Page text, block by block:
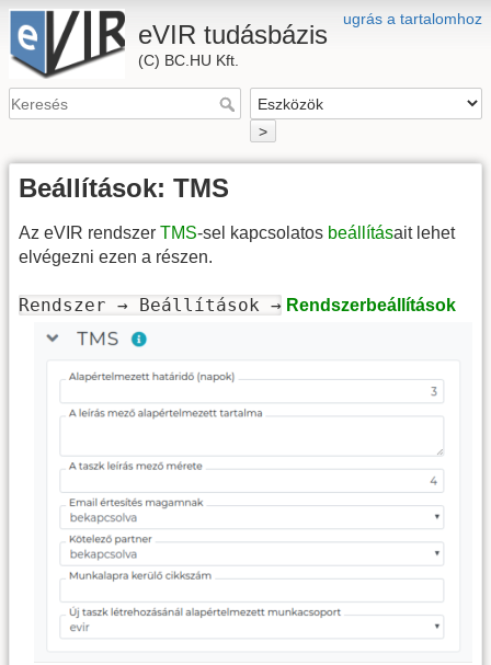
ugrás a tartalomhoz
eVIR tudásbázis
(C) BC.HU Kft.
>
Beállítások: TMS
Az eVIR rendszer TMS-sel kapcsolatos beállításait lehet
elvégezni ezen a részen.
Rendszer → Beállítások → Rendszerbeállítások